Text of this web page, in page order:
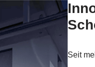
Seit